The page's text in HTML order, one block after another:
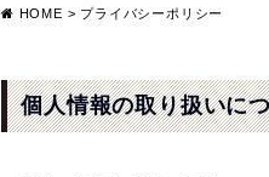
HOME > プライバシーポリシー
個人情報の取り扱いに